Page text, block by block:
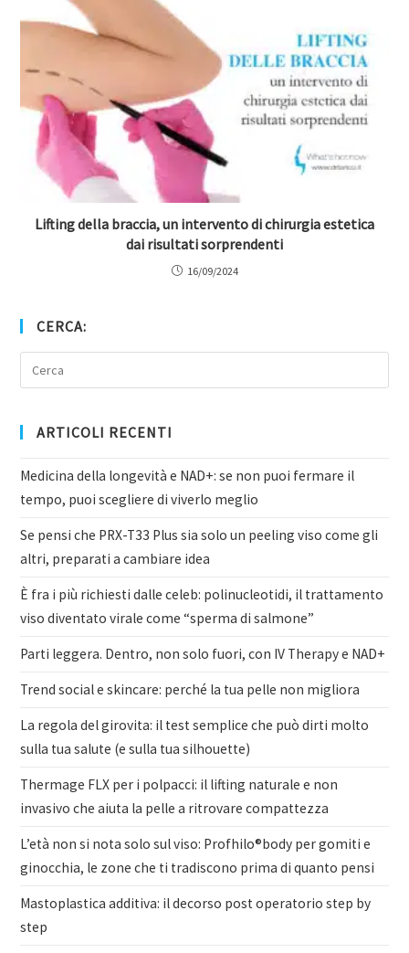
Lifting della braccia, un intervento di chirurgia estetica
dai risultati sorprendenti
16/09/2024
CERCA:
ARTICOLI RECENTI
Medicina della longevità e NAD+: se non puoi fermare il
tempo, puoi scegliere di viverlo meglio
Se pensi che PRX-T33 Plus sia solo un peeling viso come gli
altri, preparati a cambiare idea
È fra i più richiesti dalle celeb: polinucleotidi, il trattamento
viso diventato virale come “sperma di salmone”
Parti leggera. Dentro, non solo fuori, con IV Therapy e NAD+
Trend social e skincare: perché la tua pelle non migliora
La regola del girovita: il test semplice che può dirti molto
sulla tua salute (e sulla tua silhouette)
Thermage FLX per i polpacci: il lifting naturale e non
invasivo che aiuta la pelle a ritrovare compattezza
L’età non si nota solo sul viso: Profhilo®body per gomiti e
ginocchia, le zone che ti tradiscono prima di quanto pensi
Mastoplastica additiva: il decorso post operatorio step by
step